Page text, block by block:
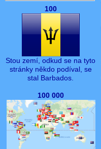
100
Stou zemí, odkud se na tyto
stránky někdo podíval, se
stal Barbados.
100 000